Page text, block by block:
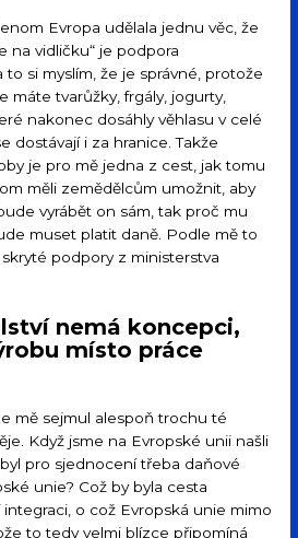
Evropa udělala jednu věc, že
na vidličku“ je podpora
si myslím, že je správné, protože
máte tvarůžky, frgály, jogurty,
nakonec dosáhly věhlasu v celé
dostávají i za hranice. Takže
je pro mě jedna z cest, jak tomu
měli zemědělcům umožnit, aby
vyrábět on sám, tak proč mu
muset platit daně. Podle mě to
podpory z ministerstva
nemá koncepci,
místo práce
mě sejmul alespoň trochu té
Když jsme na Evropské unii našli
pro sjednocení třeba daňové
unie? Což by byla cesta
integraci, o což Evropská unie mimo
to tedy velmi blízce připomíná